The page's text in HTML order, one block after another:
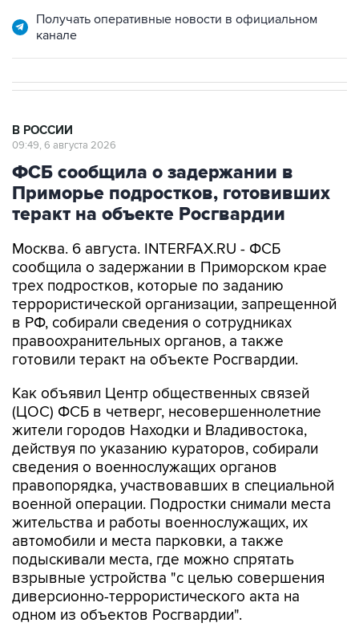
Получать оперативные новости в официальном
канале
В РОССИИ
09:49, 6 августа 2026
ФСБ сообщила о задержании в
Приморье подростков, готовивших
теракт на объекте Росгвардии
Москва. 6 августа. INTERFAX.RU - ФСБ
сообщила о задержании в Приморском крае
трех подростков, которые по заданию
террористической организации, запрещенной
в РФ, собирали сведения о сотрудниках
правоохранительных органов, а также
готовили теракт на объекте Росгвардии.
Как объявил Центр общественных связей
(ЦОС) ФСБ в четверг, несовершеннолетние
жители городов Находки и Владивостока,
действуя по указанию кураторов, собирали
сведения о военнослужащих органов
правопорядка, участвовавших в специальной
военной операции. Подростки снимали места
жительства и работы военнослужащих, их
автомобили и места парковки, а также
подыскивали места, где можно спрятать
взрывные устройства "с целью совершения
диверсионно-террористического акта на
одном из объектов Росгвардии".